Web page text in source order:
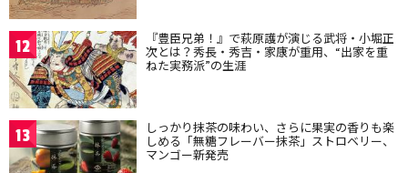
12 『豊臣兄弟！』で萩原護が演じる武将・小堀正
次とは？秀長・秀吉・家康が重用、“出家を重
ねた実務派”の生涯
13 しっかり抹茶の味わい、さらに果実の香りも楽
しめる「無糖フレーバー抹茶」ストロベリー、
マンゴー新発売